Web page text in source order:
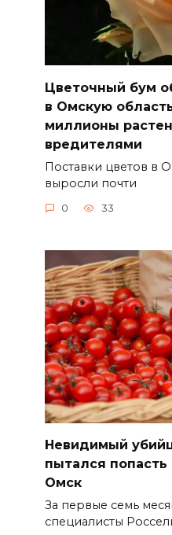
Цветочный бум
в Омскую
миллионы
вредителями
Поставки цветов в
выросли почти
0 33
Невидимый
пытался
Омск
За первые семь
специалисты